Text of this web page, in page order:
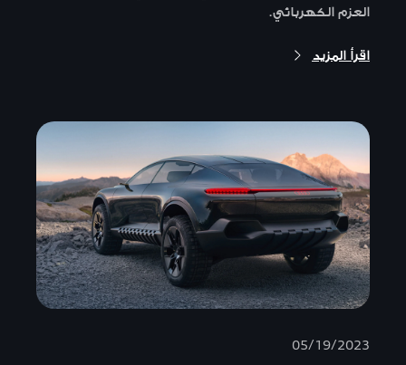
العزم الكهربائي.
اقرأ المزيد
05/19/2023